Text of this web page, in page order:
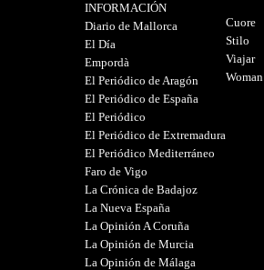
INFORMACIÓN
Diario de Mallorca
El Día
Empordà
El Periódico de Aragón
El Periódico de España
El Periódico
El Periódico de Extremadura
El Periódico Mediterráneo
Faro de Vigo
La Crónica de Badajoz
La Nueva España
La Opinión A Coruña
La Opinión de Murcia
La Opinión de Málaga
Cuore
Stilo
Viajar
Woman